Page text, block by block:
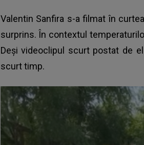
Valentin Sanfira s-a filmat în
surprins. În contextul
Deși videoclipul scurt postat de
scurt timp.